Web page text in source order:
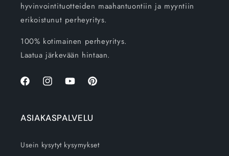
hyvinvointituotteiden maahantuontiin ja myyntiin
erikoistunut perheyritys.
100% kotimainen perheyritys.
Laatua järkevään hintaan.
FacebookInstagramYouTubePinterest
ASIAKASPALVELU
Usein kysytyt kysymykset